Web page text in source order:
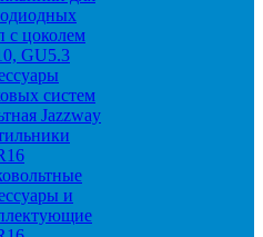
с цоколем
GU5.3
систем
Jazzway
и